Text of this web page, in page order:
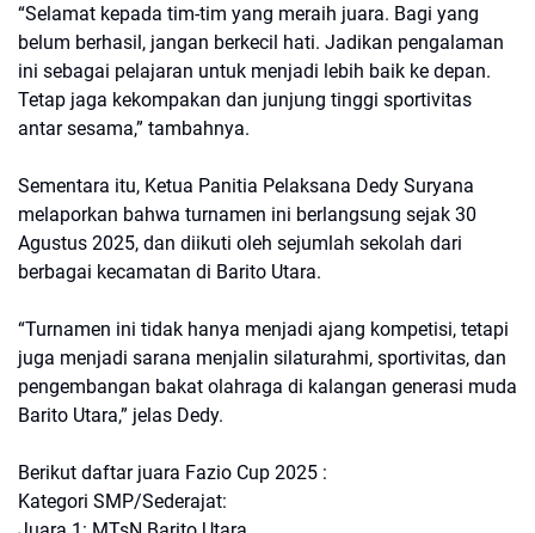
“Selamat kepada tim-tim yang meraih juara. Bagi yang
belum berhasil, jangan berkecil hati. Jadikan pengalaman
ini sebagai pelajaran untuk menjadi lebih baik ke depan.
Tetap jaga kekompakan dan junjung tinggi sportivitas
antar sesama,” tambahnya.
Sementara itu, Ketua Panitia Pelaksana Dedy Suryana
melaporkan bahwa turnamen ini berlangsung sejak 30
Agustus 2025, dan diikuti oleh sejumlah sekolah dari
berbagai kecamatan di Barito Utara.
“Turnamen ini tidak hanya menjadi ajang kompetisi, tetapi
juga menjadi sarana menjalin silaturahmi, sportivitas, dan
pengembangan bakat olahraga di kalangan generasi muda
Barito Utara,” jelas Dedy.
Berikut daftar juara Fazio Cup 2025 :
Kategori SMP/Sederajat: